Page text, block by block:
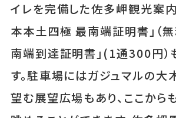
イレを完備した佐多岬観光案内
本本土四極 最南端証明書」（無
南端到達証明書」(1通300円）
す。駐車場にはガジュマルの大
望む展望広場もあり、ここから